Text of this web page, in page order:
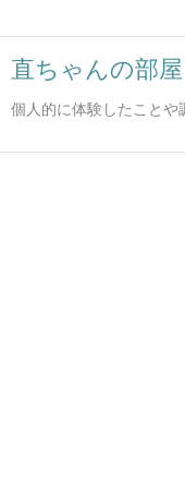
直ちゃんの部
個人的に体験したことや